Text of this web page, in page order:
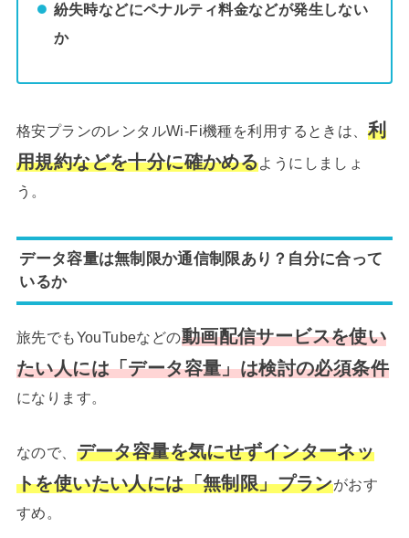
紛失時などにペナルティ料金などが発生しない
か
格安プランのレンタルWi-Fi機種を利用するときは、 利
用規約などを十分に確かめるようにしましょ
う。
データ容量は無制限か通信制限あり？自分に合って
いるか
旅先でもYouTubeなどの動画配信サービスを使い
たい人には「データ容量」は検討の必須条件
になります。
なので、 データ容量を気にせずインターネッ
トを使いたい人には「無制限」プランがおす
すめ。